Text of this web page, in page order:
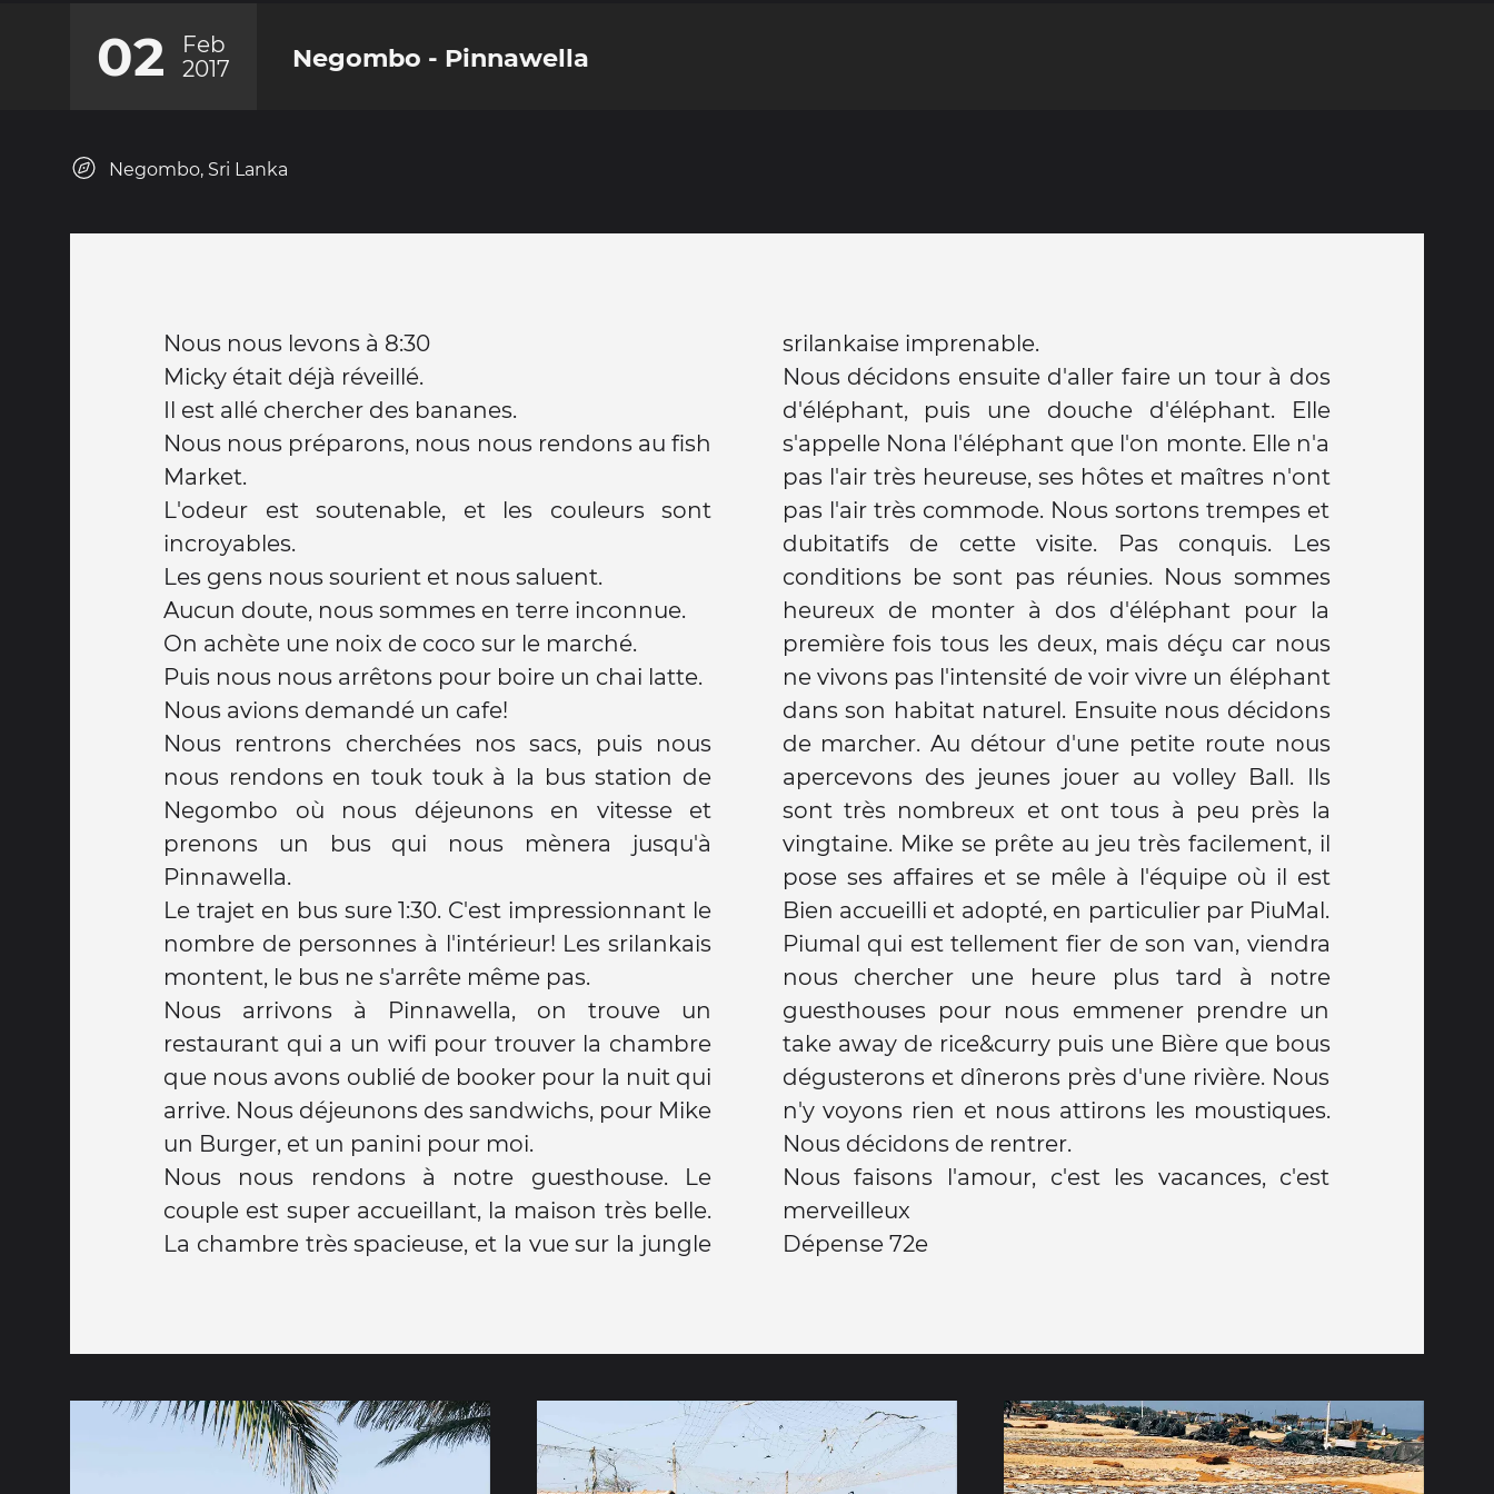
02
Feb
2017
Negombo - Pinnawella
Negombo, Sri Lanka
Nous nous levons à 8:30
Micky était déjà réveillé.
Il est allé chercher des bananes.
Nous nous préparons, nous nous rendons au fish
Market.
L'odeur est soutenable, et les couleurs sont
incroyables.
Les gens nous sourient et nous saluent.
Aucun doute, nous sommes en terre inconnue.
On achète une noix de coco sur le marché.
Puis nous nous arrêtons pour boire un chai latte.
Nous avions demandé un cafe!
Nous rentrons cherchées nos sacs, puis nous
nous rendons en touk touk à la bus station de
Negombo où nous déjeunons en vitesse et
prenons un bus qui nous mènera jusqu'à
Pinnawella.
Le trajet en bus sure 1:30. C'est impressionnant le
nombre de personnes à l'intérieur! Les srilankais
montent, le bus ne s'arrête même pas.
Nous arrivons à Pinnawella, on trouve un
restaurant qui a un wifi pour trouver la chambre
que nous avons oublié de booker pour la nuit qui
arrive. Nous déjeunons des sandwichs, pour Mike
un Burger, et un panini pour moi.
Nous nous rendons à notre guesthouse. Le
couple est super accueillant, la maison très belle.
La chambre très spacieuse, et la vue sur la jungle
srilankaise imprenable.
Nous décidons ensuite d'aller faire un tour à dos
d'éléphant, puis une douche d'éléphant. Elle
s'appelle Nona l'éléphant que l'on monte. Elle n'a
pas l'air très heureuse, ses hôtes et maîtres n'ont
pas l'air très commode. Nous sortons trempes et
dubitatifs de cette visite. Pas conquis. Les
conditions be sont pas réunies. Nous sommes
heureux de monter à dos d'éléphant pour la
première fois tous les deux, mais déçu car nous
ne vivons pas l'intensité de voir vivre un éléphant
dans son habitat naturel. Ensuite nous décidons
de marcher. Au détour d'une petite route nous
apercevons des jeunes jouer au volley Ball. Ils
sont très nombreux et ont tous à peu près la
vingtaine. Mike se prête au jeu très facilement, il
pose ses affaires et se mêle à l'équipe où il est
Bien accueilli et adopté, en particulier par PiuMal.
Piumal qui est tellement fier de son van, viendra
nous chercher une heure plus tard à notre
guesthouses pour nous emmener prendre un
take away de rice&curry puis une Bière que bous
dégusterons et dînerons près d'une rivière. Nous
n'y voyons rien et nous attirons les moustiques.
Nous décidons de rentrer.
Nous faisons l'amour, c'est les vacances, c'est
merveilleux
Dépense 72e